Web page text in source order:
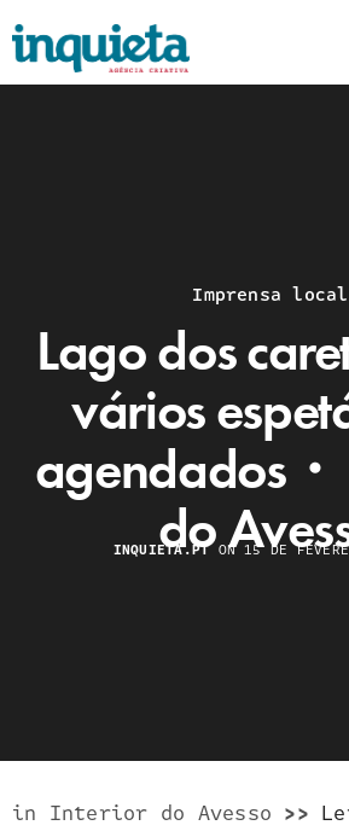
Imprensa local
Lago dos
vários
agendados
do
INQUIETA.PTON 15 DE
in Interior do Avesso >>